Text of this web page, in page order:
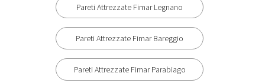
Pareti Attrezzate Fimar Legnano
Pareti Attrezzate Fimar Bareggio
Pareti Attrezzate Fimar Parabiago